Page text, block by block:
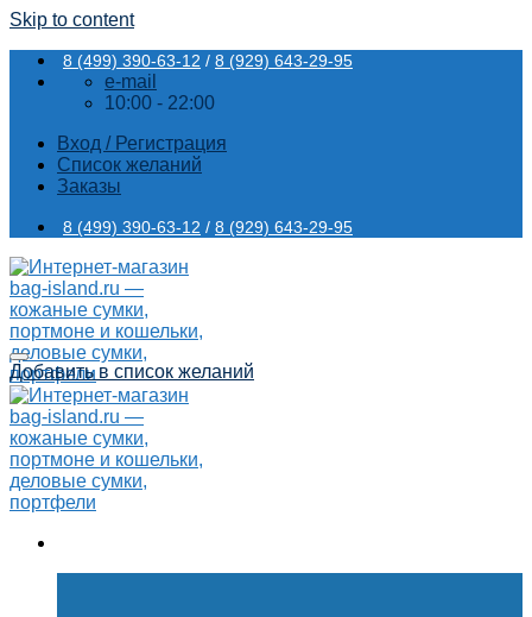
Skip to content
8 (499) 390-63-12 / 8 (929) 643-29-95
e-mail
10:00 - 22:00
Вход / Регистрация
Список желаний
Заказы
8 (499) 390-63-12 / 8 (929) 643-29-95
Добавить в список желаний